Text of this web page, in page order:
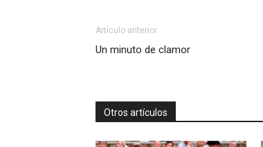
Artículo anterior
Un minuto de clamor
Otros artículos